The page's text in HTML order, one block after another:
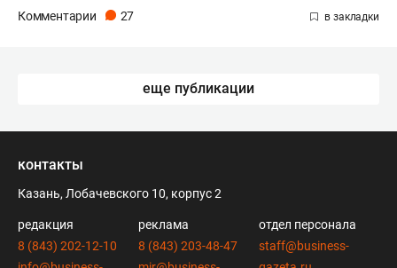
Комментарии 27
еще публикации
контакты
Казань, Лобачевского 10, корпус 2
редакция
8 (843) 202-12-10
реклама
8 (843) 203-48-47
отдел персонала
staff@business-